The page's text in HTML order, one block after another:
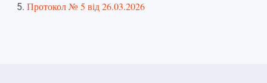
Протокол № 5 від 26.03.2026